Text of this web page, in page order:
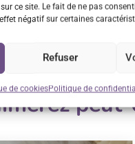
ce site. Le fait de ne pas
négatif sur certaines
Refuser
de cookiesPolitique de